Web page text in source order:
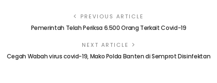
PREVIOUS ARTICLE
Pemerintah Telah Periksa 6.500 Orang Terkait Covid-19
NEXT ARTICLE
Cegah Wabah virus covid-19, Mako Polda Banten di Semprot Disinfektan